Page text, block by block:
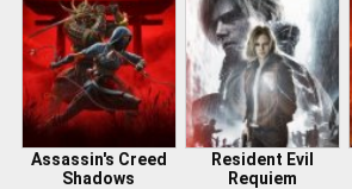
Assassin's Creed
Shadows
Resident Evil
Requiem